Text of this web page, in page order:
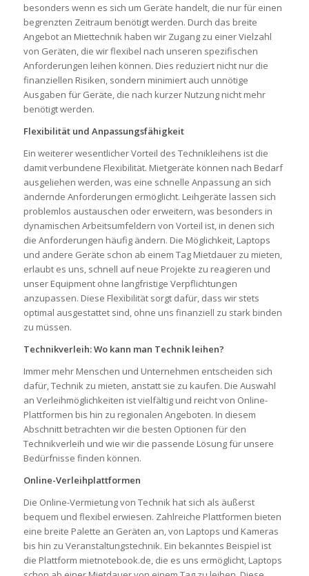
besonders wenn es sich um Geräte handelt, die nur für einen
begrenzten Zeitraum benötigt werden. Durch das breite
Angebot an Miettechnik haben wir Zugang zu einer Vielzahl
von Geräten, die wir flexibel nach unseren spezifischen
Anforderungen leihen können. Dies reduziert nicht nur die
finanziellen Risiken, sondern minimiert auch unnötige
Ausgaben für Geräte, die nach kurzer Nutzung nicht mehr
benötigt werden.
Flexibilität und Anpassungsfähigkeit
Ein weiterer wesentlicher Vorteil des Technikleihens ist die
damit verbundene Flexibilität. Mietgeräte können nach Bedarf
ausgeliehen werden, was eine schnelle Anpassung an sich
ändernde Anforderungen ermöglicht. Leihgeräte lassen sich
problemlos austauschen oder erweitern, was besonders in
dynamischen Arbeitsumfeldern von Vorteil ist, in denen sich
die Anforderungen häufig ändern. Die Möglichkeit, Laptops
und andere Geräte schon ab einem Tag Mietdauer zu mieten,
erlaubt es uns, schnell auf neue Projekte zu reagieren und
unser Equipment ohne langfristige Verpflichtungen
anzupassen. Diese Flexibilität sorgt dafür, dass wir stets
optimal ausgestattet sind, ohne uns finanziell zu stark binden
zu müssen.
Technikverleih: Wo kann man Technik leihen?
Immer mehr Menschen und Unternehmen entscheiden sich
dafür, Technik zu mieten, anstatt sie zu kaufen. Die Auswahl
an Verleihmöglichkeiten ist vielfältig und reicht von Online-
Plattformen bis hin zu regionalen Angeboten. In diesem
Abschnitt betrachten wir die besten Optionen für den
Technikverleih und wie wir die passende Lösung für unsere
Bedürfnisse finden können.
Online-Verleihplattformen
Die Online-Vermietung von Technik hat sich als äußerst
bequem und flexibel erwiesen. Zahlreiche Plattformen bieten
eine breite Palette an Geräten an, von Laptops und Kameras
bis hin zu Veranstaltungstechnik. Ein bekanntes Beispiel ist
die Plattform mietnotebook.de, die es uns ermöglicht, Laptops